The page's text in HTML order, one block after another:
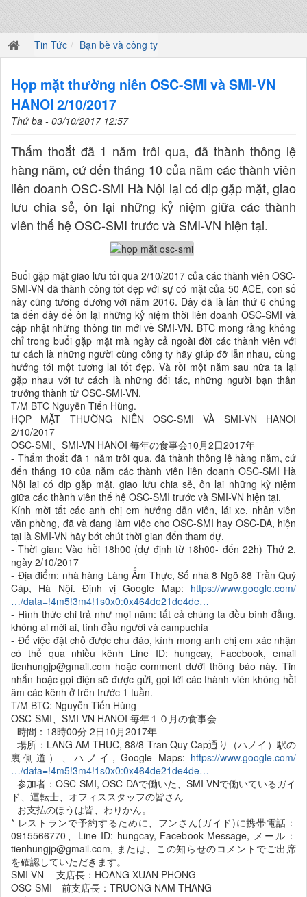
Tin Tức Bạn bè và công ty
Họp mặt thường niên OSC-SMI và SMI-VN
HANOI 2/10/2017
Thứ ba - 03/10/2017 12:57
Thấm thoắt đã 1 năm trôi qua, đã thành thông lệ
hàng năm, cứ đến tháng 10 của năm các thành viên
liên doanh OSC-SMI Hà Nội lại có dịp gặp mặt, giao
lưu chia sẻ, ôn lại những kỷ niệm giữa các thành
viên thế hệ OSC-SMI trước và SMI-VN hiện tại.
Buổi gặp mặt giao lưu tối qua 2/10/2017 của các thành viên OSC-
SMI-VN đã thành công tốt đẹp với sự có mặt của 50 ACE, con số
này cũng tương đương với năm 2016. Đây đã là lần thứ 6 chúng
ta đến đây để ôn lại những kỷ niệm thời liên doanh OSC-SMI và
cập nhật những thông tin mới về SMI-VN. BTC mong rằng không
chỉ trong buổi gặp mặt mà ngày cả ngoài đời các thành viên với
tư cách là những người cùng công ty hãy giúp đỡ lẫn nhau, cùng
hướng tới một tương lai tốt đẹp. Và rồi một năm sau nữa ta lại
gặp nhau với tư cách là những đối tác, những người bạn thân
trưởng thành từ OSC-SMI-VN.
T/M BTC Nguyễn Tiến Hùng.
HỌP MẶT THƯỜNG NIÊN OSC-SMI VÀ SMI-VN HANOI
2/10/2017
OSC-SMI、SMI-VN HANOI 毎年の食事会10月2日2017年
- Thấm thoắt đã 1 năm trôi qua, đã thành thông lệ hàng năm, cứ
đến tháng 10 của năm các thành viên liên doanh OSC-SMI Hà
Nội lại có dịp gặp mặt, giao lưu chia sẻ, ôn lại những kỷ niệm
giữa các thành viên thế hệ OSC-SMI trước và SMI-VN hiện tại.
Kính mời tất các anh chị em hướng dẫn viên, lái xe, nhân viên
văn phòng, đã và đang làm việc cho OSC-SMI hay OSC-DA, hiện
tại là SMI-VN hãy bớt chút thời gian đến tham dự.
- Thời gian: Vào hồi 18h00 (dự định từ 18h00- đến 22h) Thứ 2,
ngày 2/10/2017
- Địa điểm: nhà hàng Làng Ẩm Thực, Số nhà 8 Ngõ 88 Trần Quý
Cáp, Hà Nội. Định vị Google Map: https://www.google.com/
…/data=!4m5!3m4!1s0x0:0x464de21de4de…
- Hình thức chi trả như mọi năm: tất cả chúng ta đều bình đẳng,
không ai mời ai, tính đầu người và campuchia
- Để việc đặt chỗ được chu đáo, kính mong anh chị em xác nhận
có thể qua nhiều kênh Line ID: hungcay, Facebook, email
tienhungjp@gmail.com hoặc comment dưới thông báo này. Tin
nhắn hoặc gọi điện sẽ được gửi, gọi tới các thành viên không hồi
âm các kênh ở trên trước 1 tuần.
T/M BTC: Nguyễn Tiến Hùng
OSC-SMI、SMI-VN HANOI 毎年１０月の食事会
- 時間：18時00分 2日10月2017年
- 場所：LANG AM THUC, 88/8 Tran Quy Cap通り（ハノイ）駅の
裏側道）、ハノイ, Google Maps: https://www.google.com/
…/data=!4m5!3m4!1s0x0:0x464de21de4de…
- 参加者：OSC-SMI, OSC-DAで働いた、SMI-VNで働いているガイ
ド、運転士、オフィススタッフの皆さん
- お支払のほうは皆、わりかん。
* レストランで予約するために、フンさん(ガイド)に携帯電話：
0915566770、Line ID: hungcay, Facebook Message, メール：
tienhungjp@gmail.com, または、この知らせのコメントでご出席
を確認していただきます。
SMI-VN 支店長：HOANG XUAN PHONG
OSC-SMI 前支店長：TRUONG NAM THANG